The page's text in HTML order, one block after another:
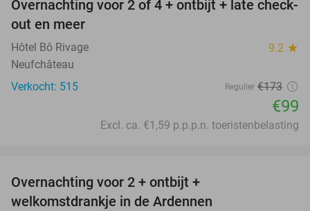
43%
Overnachting voor 2 of 4 + ontbijt + late check-
out en meer
Hôtel Bô Rivage 9.2 star
Neufchâteau
Verkocht: 515
Regulier €173
€99
Excl. ca. €1,59 p.p.p.n. toeristenbelasting
Overnachting voor 2 + ontbijt +
welkomstdrankje in de Ardennen